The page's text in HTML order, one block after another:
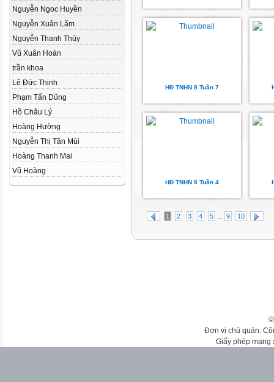
Nguyễn Ngoc Huyền
Nguyễn Xuân Lãm
Nguyễn Thanh Thủy
Vũ Xuân Hoàn
trần khoa
Lê Đức Thịnh
Phạm Tấn Dũng
Hồ Châu Lý
Hoàng Hường
Nguyễn Thị Tân Mùi
Hoàng Thanh Mai
Vũ Hoàng
HĐ TNHN 8 Tuần 7
HĐ TNHN 8 Tuần 4
1 2 3 4 5 ... 9 10
Đơn vị chủ quản:
Giấy phép mạng